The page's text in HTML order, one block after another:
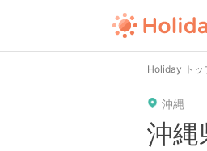
Holiday トッ
沖縄
沖縄